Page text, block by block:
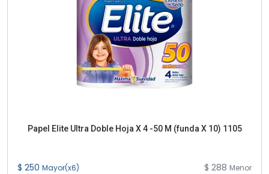
Papel Elite Ultra Doble Hoja X 4 -50 M (funda X 10) 1105
$ 250 Mayor(x6) $ 288 Menor